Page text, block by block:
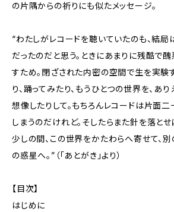
の片隅からの祈りにも似たメッセージ。
“わたしがレコードを聴いていたのも、結
だったのだと思う。ときにあまりに残酷で
すため。閉ざされた内密の空間で生を実験
り、踊ってみたり、もうひとつの世界を、あ
想像したりして。もちろんレコードは片面
しまうのだけれど。そしたらまた針を落とせ
少しの間、この世界をかたわらへ寄せて、
の惑星へ。”（「あとがき」より）
【目次】
はじめに